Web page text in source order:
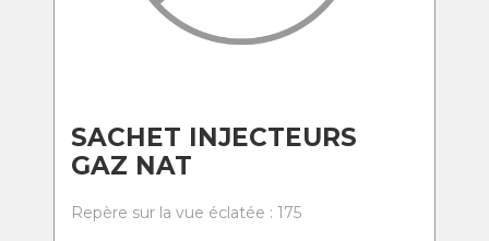
SACHET INJECTEURS
GAZ NAT
Repère sur la vue éclatée : 175